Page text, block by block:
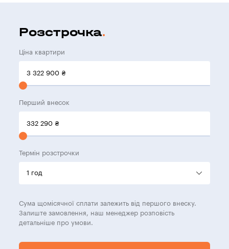
Розстрочка
Ціна квартири
3 322 900 ₴
Перший внесок
332 290 ₴
Термін розстрочки
Сума щомісячної сплати залежить від першого внеску.
Залиште замовлення, наш менеджер розповість
детальніше про умови.